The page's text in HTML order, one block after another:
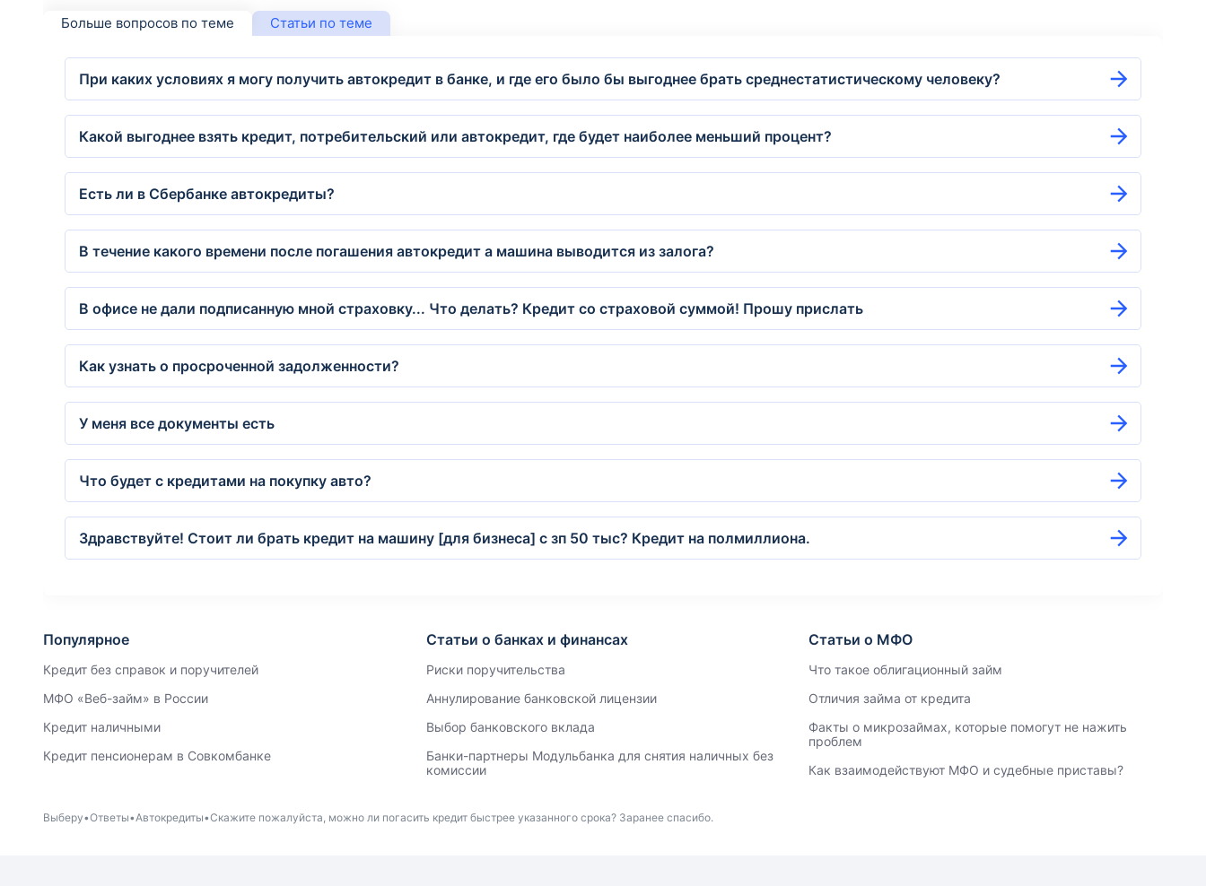
Больше вопросов по теме Статьи по теме
При каких условиях я могу получить автокредит в банке, и где его было бы выгоднее брать среднестатистическому человеку?
Какой выгоднее взять кредит, потребительский или автокредит, где будет наиболее меньший процент?
Есть ли в Сбербанке автокредиты?
В течение какого времени после погашения автокредит а машина выводится из залога?
В офисе не дали подписанную мной страховку... Что делать? Кредит со страховой суммой! Прошу прислать
Как узнать о просроченной задолженности?
У меня все документы есть
Что будет с кредитами на покупку авто?
Здравствуйте! Стоит ли брать кредит на машину [для бизнеса] с зп 50 тыс? Кредит на полмиллиона.
Популярное
Кредит без справок и поручителей
МФО «Веб-займ» в России
Кредит наличными
Кредит пенсионерам в Совкомбанке
Статьи о банках и финансах
Риски поручительства
Аннулирование банковской лицензии
Выбор банковского вклада
Банки-партнеры Модульбанка для снятия наличных без
комиссии
Статьи о МФО
Что такое облигационный займ
Отличия займа от кредита
Факты о микрозаймах, которые помогут не нажить
проблем
Как взаимодействуют МФО и судебные приставы?
Выберу Ответы Автокредиты Скажите пожалуйста, можно ли погасить кредит быстрее указанного срока? Заранее спасибо.